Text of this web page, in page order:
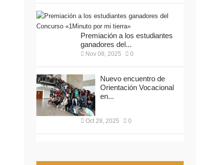
Premiación a los estudiantes
ganadores del...
Nov 08, 2025 0
Nuevo encuentro de
Orientación Vocacional
en...
Oct 28, 2025 0